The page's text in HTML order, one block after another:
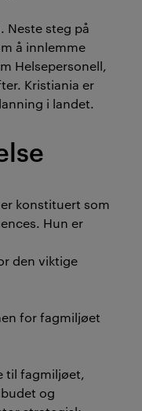
Neste steg på
å innlemme
Helsepersonell,
Kristiania er
i landet.
konstituert som
Hun er
den viktige
for fagmiljøet
til fagmiljøet,
og